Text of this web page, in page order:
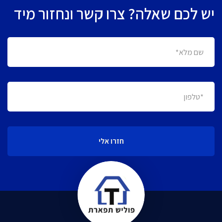
יש לכם שאלה? צרו קשר ונחזור מיד
חזרו אלי